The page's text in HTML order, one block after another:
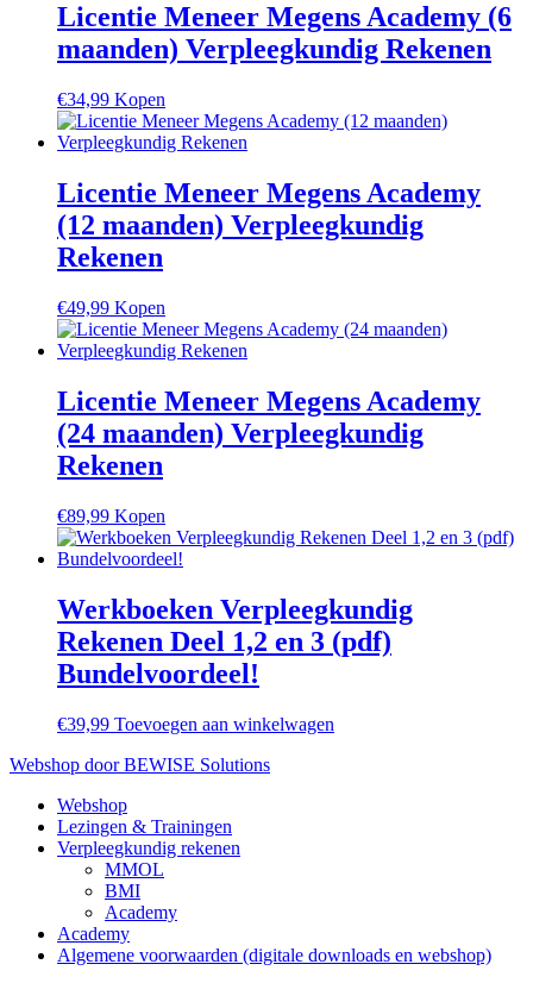
Licentie Meneer Megens Academy (6
maanden) Verpleegkundig Rekenen
€34,99 Kopen
Licentie Meneer Megens Academy
(12 maanden) Verpleegkundig
Rekenen
€49,99 Kopen
Licentie Meneer Megens Academy
(24 maanden) Verpleegkundig
Rekenen
€89,99 Kopen
Werkboeken Verpleegkundig
Rekenen Deel 1,2 en 3 (pdf)
Bundelvoordeel!
€39,99 Toevoegen aan winkelwagen
Webshop door BEWISE Solutions
Webshop
Lezingen & Trainingen
Verpleegkundig rekenen
MMOL
BMI
Academy
Academy
Algemene voorwaarden (digitale downloads en webshop)